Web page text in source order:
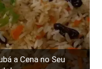
a Cena no Seu